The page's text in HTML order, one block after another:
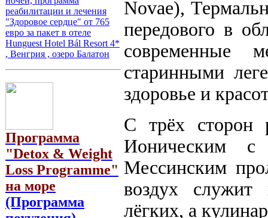
реабилитации и лечения
"Здоровое сердце" от 765
евро за пакет в отеле
Hunguest Hotel Bál Resort 4*
, Венгрия , озеро Балатон
Программа
"Detox & Weight
Loss Programme"
на море
(Программа
Novae),
передового в
современные
старинными
здоровье и
С трёх сторон
Ионическим
Мессинским
воздух служит
лёгких, а